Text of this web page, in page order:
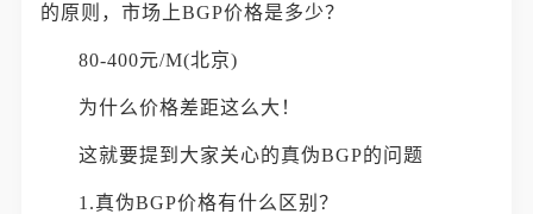
的原则，市场上BGP价格是多少？
80-400元/M(北京)
为什么价格差距这么大！
这就要提到大家关心的真伪BGP的问题
1.真伪BGP价格有什么区别？